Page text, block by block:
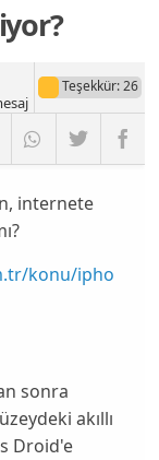
Teşekkür: 26
internete
konu/ipho
sonra
akıllı
Droid'e